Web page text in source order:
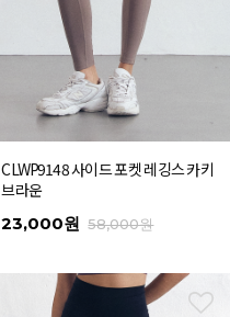
CLWP9148 사이드 포켓 레깅스 카키
브라운
23,000원 58,000원